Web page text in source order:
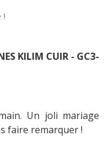
!
KILIM CUIR - GC3-
Un joli mariage
faire remarquer !